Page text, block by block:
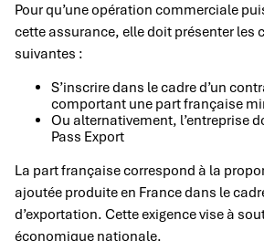
Pour qu’une opération commerciale
cette assurance, elle doit présenter les
suivantes :
S’inscrire dans le cadre d’un
comportant une part française
Ou alternativement, l’entreprise
Pass Export
La part française correspond à la
ajoutée produite en France dans le
d’exportation. Cette exigence vise à
économique nationale.